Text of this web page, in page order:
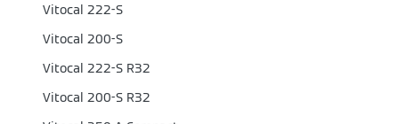
Vitocal 222-S
Vitocal 200-S
Vitocal 222-S R32
Vitocal 200-S R32